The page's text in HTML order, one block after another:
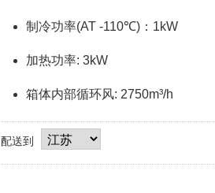
制冷功率(AT -110℃)：1kW
加热功率: 3kW
箱体内部循环风: 2750m³/h
配送到